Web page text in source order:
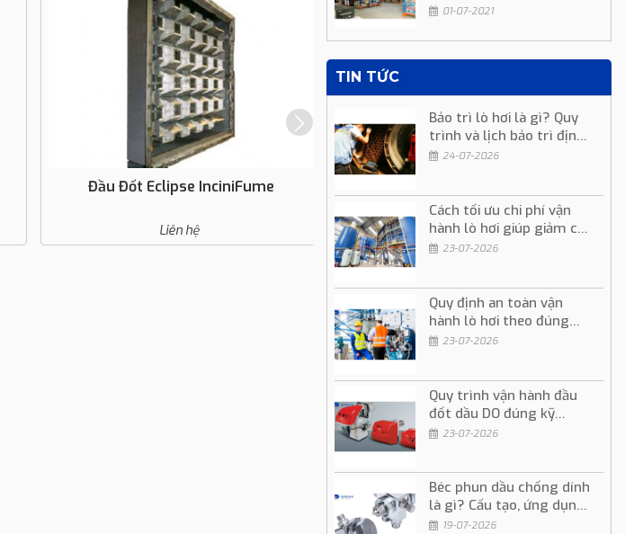
Đầu Đốt Eclipse InciniFume
Liên hệ Liên hệ
01-07-2021
TIN TỨC
Bảo trì lò hơi là gì? Quy
trình và lịch bảo trì định
kỳ24-07-2026
Cách tối ưu chi phí vận
hành lò hơi giúp giảm chi
phí sản xuất
23-07-2026
Quy định an toàn vận
hành lò hơi theo đúng
quy trình kỹ thuật
23-07-2026
Quy trình vận hành đầu
đốt dầu DO đúng kỹ
thuật và an toàn
23-07-2026
Béc phun dầu chống dính
là gì? Cấu tạo, ứng dụng
và cách sử dụng
19-07-2026